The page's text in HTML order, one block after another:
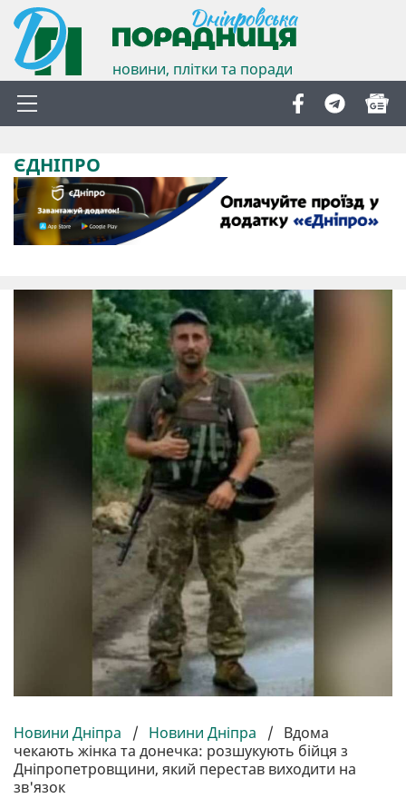
новини, плітки та поради
ЄДНІПРО
Новини Дніпра / Новини Дніпра / Вдома
чекають жінка та донечка: розшукують бійця з
Дніпропетровщини, який перестав виходити на
зв'язок